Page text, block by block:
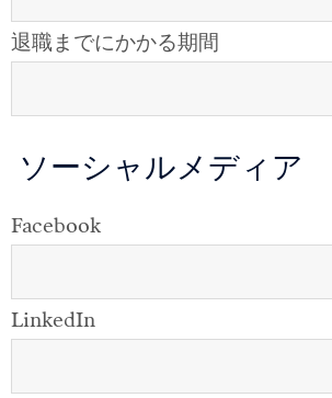
退職までにかかる期間
ソーシャルメディア
Facebook
LinkedIn